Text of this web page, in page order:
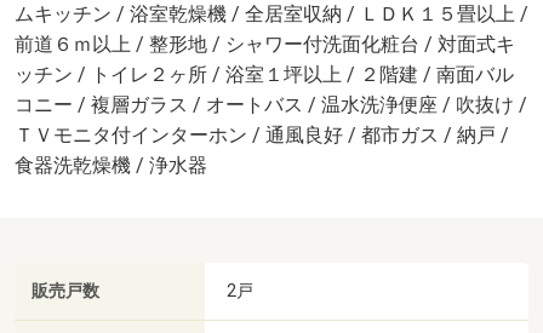
ムキッチン / 浴室乾燥機 / 全居室収納 / ＬＤＫ１５畳以上 /
前道６ｍ以上 / 整形地 / シャワー付洗面化粧台 / 対面式キ
ッチン / トイレ２ヶ所 / 浴室１坪以上 / ２階建 / 南面バル
コニー / 複層ガラス / オートバス / 温水洗浄便座 / 吹抜け /
ＴＶモニタ付インターホン / 通風良好 / 都市ガス / 納戸 /
食器洗乾燥機 / 浄水器
販売戸数 2戸